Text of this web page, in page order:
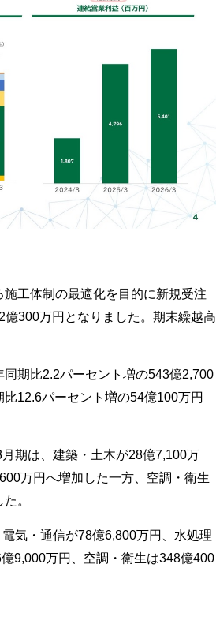
工体制の最適化を目的に新規受注
300万円となりました。期末繰越高
期比2.2パーセント増の543億2,700
12.6パーセント増の54億100万円
期は、建築・土木が28億7,100万
万円へ増加した一方、空調・衛生
。
気・通信が78億6,800万円、水処理
9,000万円、空調・衛生は348億400